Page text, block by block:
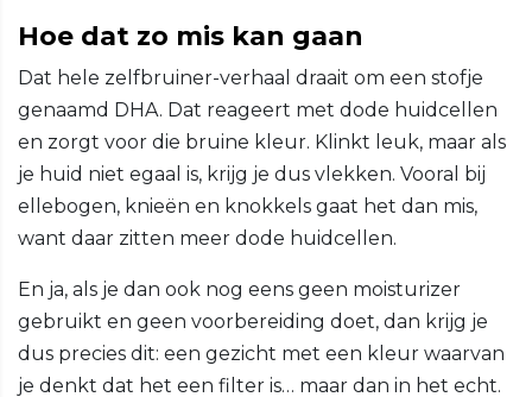
Hoe dat zo mis kan gaan
Dat hele zelfbruiner-verhaal draait om een stofje
genaamd DHA. Dat reageert met dode huidcellen
en zorgt voor die bruine kleur. Klinkt leuk, maar als
je huid niet egaal is, krijg je dus vlekken. Vooral bij
ellebogen, knieën en knokkels gaat het dan mis,
want daar zitten meer dode huidcellen.
En ja, als je dan ook nog eens geen moisturizer
gebruikt en geen voorbereiding doet, dan krijg je
dus precies dit: een gezicht met een kleur waarvan
je denkt dat het een filter is… maar dan in het echt.